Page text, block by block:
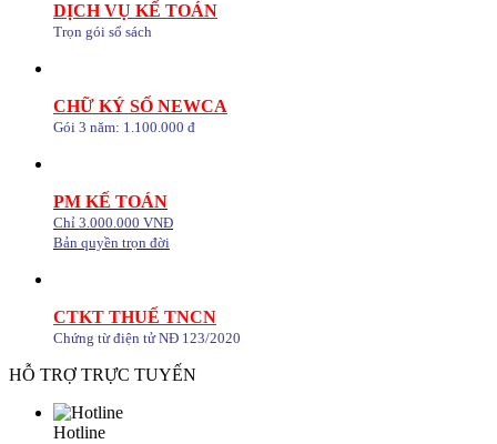
DỊCH VỤ KẾ TOÁN
Trọn gói sổ sách
CHỮ KÝ SỐ NEWCA
Gói 3 năm: 1.100.000 đ
PM KẾ TOÁN
Chỉ 3.000.000 VNĐ
Bản quyền trọn đời
CTKT THUẾ TNCN
Chứng từ điện tử NĐ 123/2020
HỖ TRỢ TRỰC TUYẾN
Hotline